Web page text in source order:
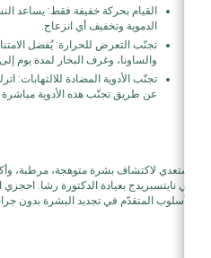
القيام بحركة خفيفة فقط: يساعد
الدموية وتخفيف أي انزعاج.
تجنّب التعرض للحرارة: يُفضل الامتناع
والساونا، وغرف البخار لمدة يوم إلى
تجنّب الأدوية المضادة للالتهابات: اترك
عن طريق تجنّب هذه الأدوية مباشرة بعد
استعدي لاكتشاف بشرة متوهجة، مرطبة، وأكثر
في نايتسبريدج بعيادة الدكتورة رشا. احجزي
الأسلوب المتقدّم في تجديد البشرة بدون جراحة.